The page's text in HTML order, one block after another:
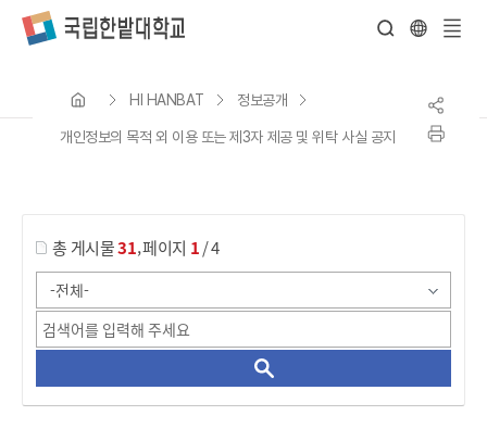
HI HANBAT 정보공개
개인정보의 목적 외 이용 또는 제3자 제공 및 위탁 사실 공지
총 게시물31,페이지 1/ 4